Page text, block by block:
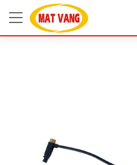
Trang chủ Linh Kiện Bếp Gas